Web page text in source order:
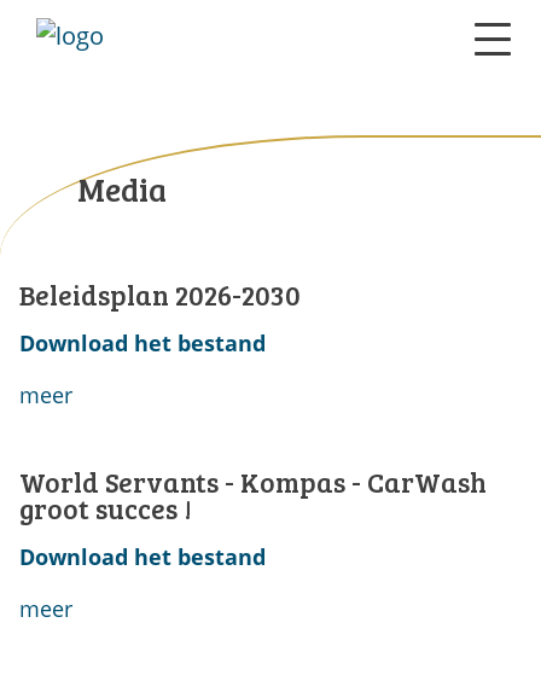
Media
Beleidsplan 2026-2030
Download het bestand
meer
World Servants - Kompas - CarWash
groot succes !
Download het bestand
meer